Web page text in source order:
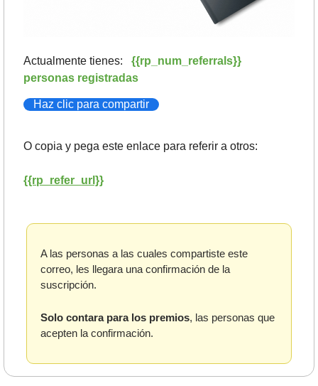
Actualmente tienes: {{rp_num_referrals}}
personas registradas
Haz clic para compartir
O copia y pega este enlace para referir a otros:
{{rp_refer_url}}
A las personas a las cuales compartiste este
correo, les llegara una confirmación de la
suscripción.
Solo contara para los premios, las personas que
acepten la confirmación.